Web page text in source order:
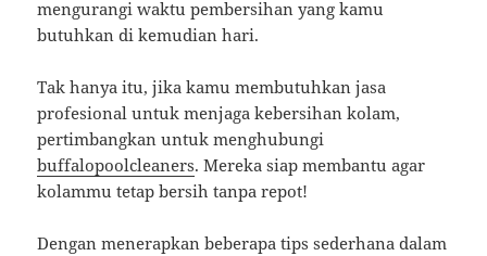
mengurangi waktu pembersihan yang kamu
butuhkan di kemudian hari.
Tak hanya itu, jika kamu membutuhkan jasa
profesional untuk menjaga kebersihan kolam,
pertimbangkan untuk menghubungi
buffalopoolcleaners. Mereka siap membantu agar
kolammu tetap bersih tanpa repot!
Dengan menerapkan beberapa tips sederhana dalam